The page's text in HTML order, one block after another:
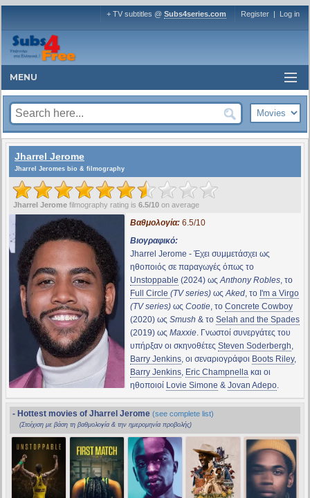
+ TV subtitles @ Subs4series.com Register | Log in
MENU
Jharrel Jerome
Jharrel Jeromes bio & filmography
Jharrel Jerome filmography rating is 6.5/10 on average
Βαθμολογία:6.5/10
Βιογραφικό:
Jharrel Jerome - Έχει συμμετάσχει ως
ηθοποιός σε παραγωγές όπως το
Unstoppable (2024) ωςAnthony Robles, το
Full Circle (TV series)ωςAked, το I'm a Virgo
(TV series)ως Cootie, το Concrete Cowboy
(2020) ως Smush & το Selah and the Spades
(2019) ως Maxxie. Γνωστοί συνεργάτες του
υπήρξαν οι σκηνοθέτες Steven Soderbergh,
Barry Jenkins, οι σεναριογράφοι Boots Riley,
Barry Jenkins, Eric Champnellaκαι οι
ηθοποιοί Lovie Simone & Jovan Adepo.
- Hottest movies of Jharrel Jerome (see complete list)
(Στοίχιση με βάση τη βαθμολογία & την ημερομηνία προβολής)